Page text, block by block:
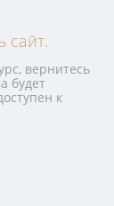
сайт.
вернитесь
будет
к